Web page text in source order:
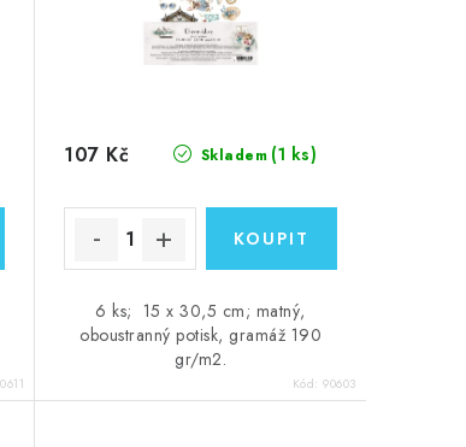
Skladem (1 ks)
107 Kč
6 ks; 15 x 30,5 cm; matný,
oboustranný potisk, gramáž 190
gr/m2.
Kód:90603